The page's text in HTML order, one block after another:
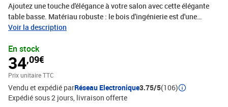
Ajoutez une touche d'élégance à votre salon avec cette élégante
table basse. Matériau robuste : le bois d'ingénierie est d'une
qualité exceptionnelle avec une surface lisse et présente
espace de rangement : cette table d'appoint est dotée d'étagères,
offrant un grand espace de rangement pour garder vos essentiels
bien organisés et à portée de main.Dessus de table robuste : le
dessus de table robuste est parfait pour placer des boissons, des
aliments et d'autres objets décoratifs.Cadre stable : les cadres en
métal assurent robustesse et stabilité.Couleur : chêne
Voir la description
En stock
34,09€
Prix unitaire TTC
Vendu et expédié parRéseau Electronique3.75/5(106)
Expédié sous 2 jours livraison offerte